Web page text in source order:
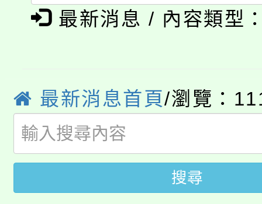
程
「本色祭」8/29、30在
局官網。
8月14至27日，桃園電
開!
115年桃園市運動會8/
田徑場及游泳池舉行。
桃園市低收入戶享有免
視費優惠，中低收入戶
大園自造教育及科技中
最新消息 / 內容類型
最新消息首頁/瀏覽：
搜尋